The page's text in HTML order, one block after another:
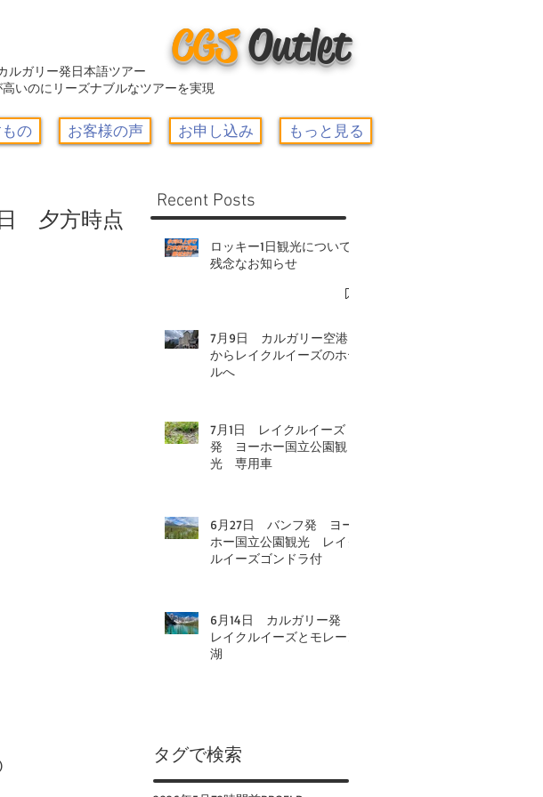
CGSOutlet
ルガリー発日本語ツアー
いのにリーズナブルなツアーを実現
の お客様の声 お申し込み もっと見る
夕方時点
Recent Posts
ロッキー1日観光について-
残念なお知らせ
7月9日 カルガリー空港
からレイクルイーズのホテ
ルへ
7月1日 レイクルイーズ
発 ヨーホー国立公園観
光 専用車
6月27日 バンフ発 ヨー
ホー国立公園観光 レイク
ルイーズゴンドラ付
6月14日 カルガリー発
レイクルイーズとモレーン
湖
タグで検索